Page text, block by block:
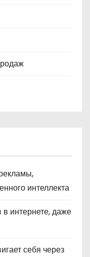
интеллекта
в интернете, даже
себя через